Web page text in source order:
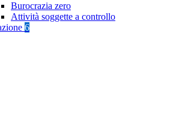
Burocrazia zero
Attività soggette a controllo
6